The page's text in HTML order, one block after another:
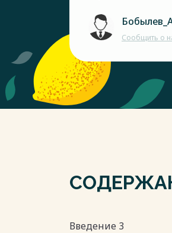
Сообщить о
Введение 3